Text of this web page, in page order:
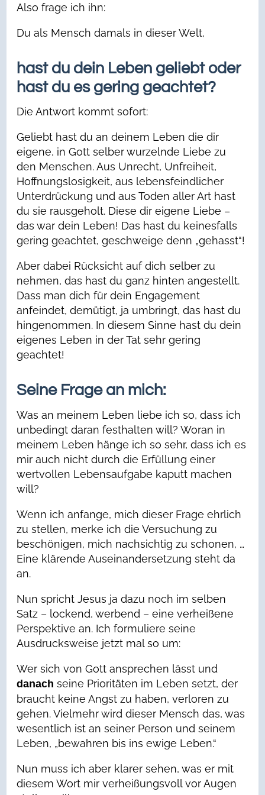
Also frage ich ihn:
Du als Mensch damals in dieser Welt,
hast du dein Leben geliebt oder
hast du es gering geachtet?
Die Antwort kommt sofort:
Geliebt hast du an deinem Leben die dir
eigene, in Gott selber wurzelnde Liebe zu
den Menschen. Aus Unrecht, Unfreiheit,
Hoffnungslosigkeit, aus lebensfeindlicher
Unterdrückung und aus Toden aller Art hast
du sie rausgeholt. Diese dir eigene Liebe –
das war dein Leben! Das hast du keinesfalls
gering geachtet, geschweige denn „gehasst“!
Aber dabei Rücksicht auf dich selber zu
nehmen, das hast du ganz hinten angestellt.
Dass man dich für dein Engagement
anfeindet, demütigt, ja umbringt, das hast du
hingenommen. In diesem Sinne hast du dein
eigenes Leben in der Tat sehr gering
geachtet!
Seine Frage an mich:
Was an meinem Leben liebe ich so, dass ich
unbedingt daran festhalten will? Woran in
meinem Leben hänge ich so sehr, dass ich es
mir auch nicht durch die Erfüllung einer
wertvollen Lebensaufgabe kaputt machen
will?
Wenn ich anfange, mich dieser Frage ehrlich
zu stellen, merke ich die Versuchung zu
beschönigen, mich nachsichtig zu schonen, …
Eine klärende Auseinandersetzung steht da
an.
Nun spricht Jesus ja dazu noch im selben
Satz – lockend, werbend – eine verheißene
Perspektive an. Ich formuliere seine
Ausdrucksweise jetzt mal so um:
Wer sich von Gott ansprechen lässt und
danach seine Prioritäten im Leben setzt, der
braucht keine Angst zu haben, verloren zu
gehen. Vielmehr wird dieser Mensch das, was
wesentlich ist an seiner Person und seinem
Leben, „bewahren bis ins ewige Leben.“
Nun muss ich aber klarer sehen, was er mit
diesem Wort mir verheißungsvoll vor Augen